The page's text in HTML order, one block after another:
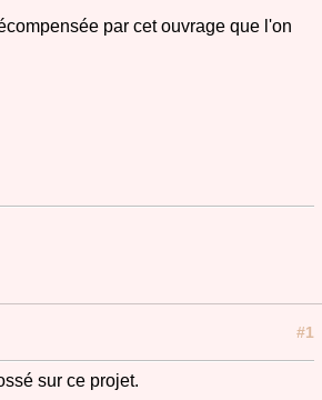
par cet ouvrage que l'on
#1
sur ce projet.